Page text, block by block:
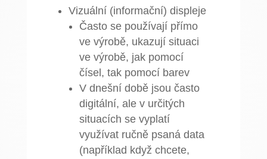
Vizuální (informační) displeje
Často se používají přímo
ve výrobě, ukazují situaci
ve výrobě, jak pomocí
čísel, tak pomocí barev
V dnešní době jsou často
digitální, ale v určitých
situacích se vyplatí
využívat ručně psaná data
(například když chcete,